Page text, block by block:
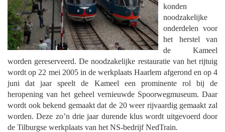
konden
noodzakelijke
onderdelen voor
het herstel van
de Kameel
worden gereserveerd. De noodzakelijke restauratie van het rijtuig
wordt op 22 mei 2005 in de werkplaats Haarlem afgerond en op 4
juni dat jaar speelt de Kameel een prominente rol bij de
heropening van het geheel vernieuwde Spoorwegmuseum. Daar
wordt ook bekend gemaakt dat de 20 weer rijvaardig gemaakt zal
worden. Deze zo’n drie jaar durende klus wordt uitgevoerd door
de Tilburgse werkplaats van het NS-bedrijf NedTrain.